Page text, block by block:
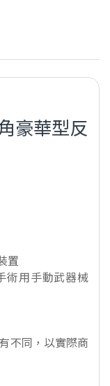
豪華型反
置
術用手動武器械
不同，以實際商